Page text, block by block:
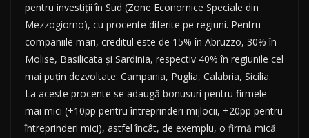
pentru investiții în Sud (Zone Economice Speciale din
Mezzogiorno), cu procente diferite pe regiuni. Pentru
companiile mari, creditul este de 15% în Abruzzo, 30% în
Molise, Basilicata și Sardinia, respectiv 40% în regiunile cel
mai puțin dezvoltate: Campania, Puglia, Calabria, Sicilia.
La aceste procente se adaugă bonusuri pentru firmele
mai mici (+10pp pentru întreprinderi mijlocii, +20pp pentru
întreprinderi mici), astfel încât, de exemplu, o firmă mică